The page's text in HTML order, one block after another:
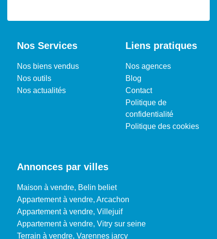
Nos Services
Nos biens vendus
Nos outils
Nos actualités
Liens pratiques
Nos agences
Blog
Contact
Politique de
confidentialité
Politique des cookies
Annonces par villes
Maison à vendre, Belin beliet
Appartement à vendre, Arcachon
Appartement à vendre, Villejuif
Appartement à vendre, Vitry sur seine
Terrain à vendre, Varennes jarcy